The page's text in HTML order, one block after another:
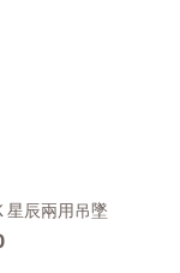
星辰兩用吊墜